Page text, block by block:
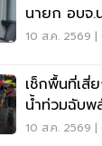
นายก อบจ
เรื่องเงิน
10 ส.ค. 2569 |
เช็กพื้นที่เสี่
น้ำท่วมฉับพ
10 ส.ค. 2569